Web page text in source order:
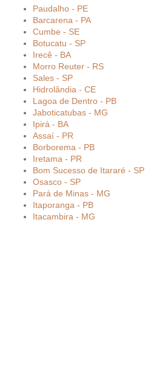
Paudalho - PE
Barcarena - PA
Cumbe - SE
Botucatu - SP
Irecê - BA
Morro Reuter - RS
Sales - SP
Hidrolândia - CE
Lagoa de Dentro - PB
Jaboticatubas - MG
Ipirá - BA
Assaí - PR
Borborema - PB
Iretama - PR
Bom Sucesso de Itararé - SP
Osasco - SP
Pará de Minas - MG
Itaporanga - PB
Itacambira - MG